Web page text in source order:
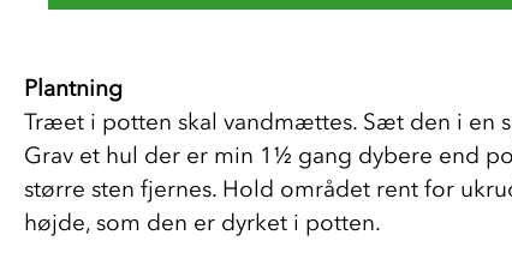
Plantning
Træet i potten skal vandmættes. Sæt den i en
Grav et hul der er min 1½ gang dybere end
større sten fjernes. Hold området rent for
højde, som den er dyrket i potten.